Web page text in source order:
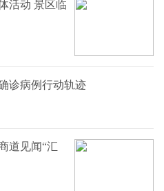
活动 景区临
诊病例行动轨迹
道见闻“汇